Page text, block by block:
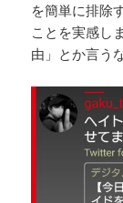
を簡単に排除
ことを実感し
由」とか言う